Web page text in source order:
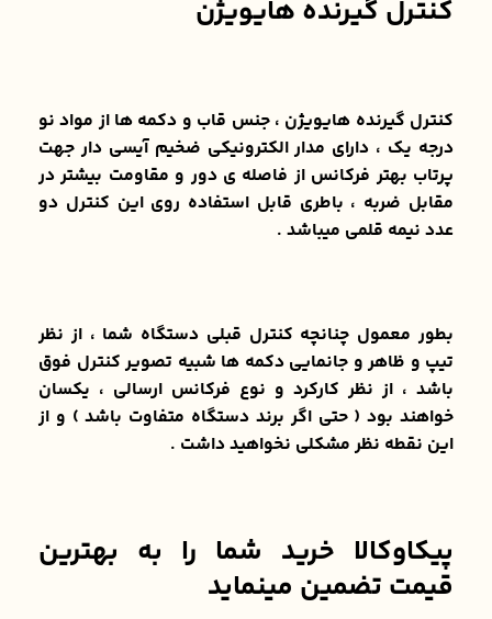
کنترل گیرنده هایویژن
کنترل گیرنده هایویژن ، جنس قاب و دکمه ها از مواد نو
درجه یک ، دارای مدار الکترونیکی ضخیم آیسی دار جهت
پرتاب بهتر فرکانس از فاصله ی دور و مقاومت بیشتر در
مقابل ضربه ، باطری قابل استفاده روی این کنترل دو
عدد نیمه قلمی میباشد .
بطور معمول چنانچه کنترل قبلی دستگاه شما ، از نظر
تیپ و ظاهر و جانمایی دکمه ها شبیه تصویر کنترل فوق
باشد ، از نظر کارکرد و نوع فرکانس ارسالی ، یکسان
خواهند بود ( حتی اگر برند دستگاه متفاوت باشد ) و از
این نقطه نظر مشکلی نخواهید داشت .
پیکاوکالا خرید شما را به بهترین
قیمت تضمین مینماید